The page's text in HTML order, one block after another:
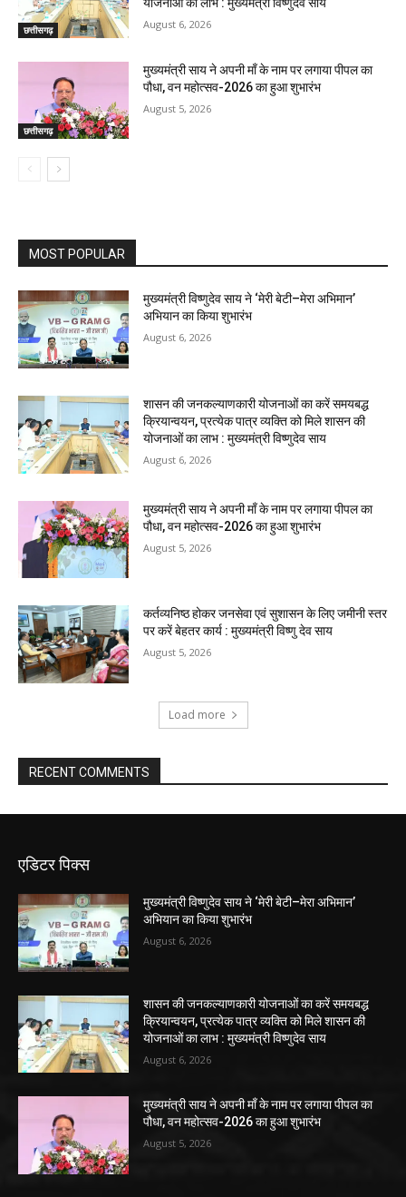
छत्तीसगढ़ August 6, 2026
छत्तीसगढ़
मुख्यमंत्री साय ने अपनी माँ के नाम पर लगाया पीपल का
पौधा, वन महोत्सव-2026 का हुआ शुभारंभ
August 5, 2026
MOST POPULAR
मुख्यमंत्री विष्णुदेव साय ने ‘मेरी बेटी–मेरा अभिमान’
अभियान का किया शुभारंभ
August 6, 2026
शासन की जनकल्याणकारी योजनाओं का करें समयबद्ध
क्रियान्वयन, प्रत्येक पात्र व्यक्ति को मिले शासन की
योजनाओं का लाभ : मुख्यमंत्री विष्णुदेव साय
August 6, 2026
मुख्यमंत्री साय ने अपनी माँ के नाम पर लगाया पीपल का
पौधा, वन महोत्सव-2026 का हुआ शुभारंभ
August 5, 2026
कर्तव्यनिष्ठ होकर जनसेवा एवं सुशासन के लिए जमीनी स्तर
पर करें बेहतर कार्य : मुख्यमंत्री विष्णु देव साय
August 5, 2026
Load more
RECENT COMMENTS
एडिटर पिक्स
मुख्यमंत्री विष्णुदेव साय ने ‘मेरी बेटी–मेरा अभिमान’
अभियान का किया शुभारंभ
August 6, 2026
शासन की जनकल्याणकारी योजनाओं का करें समयबद्ध
क्रियान्वयन, प्रत्येक पात्र व्यक्ति को मिले शासन की
योजनाओं का लाभ : मुख्यमंत्री विष्णुदेव साय
August 6, 2026
मुख्यमंत्री साय ने अपनी माँ के नाम पर लगाया पीपल का
पौधा, वन महोत्सव-2026 का हुआ शुभारंभ
August 5, 2026